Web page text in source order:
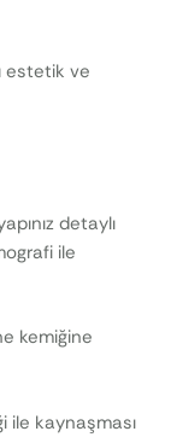
estetik ve
detaylı
ile
kemiğine
ile kaynaşması